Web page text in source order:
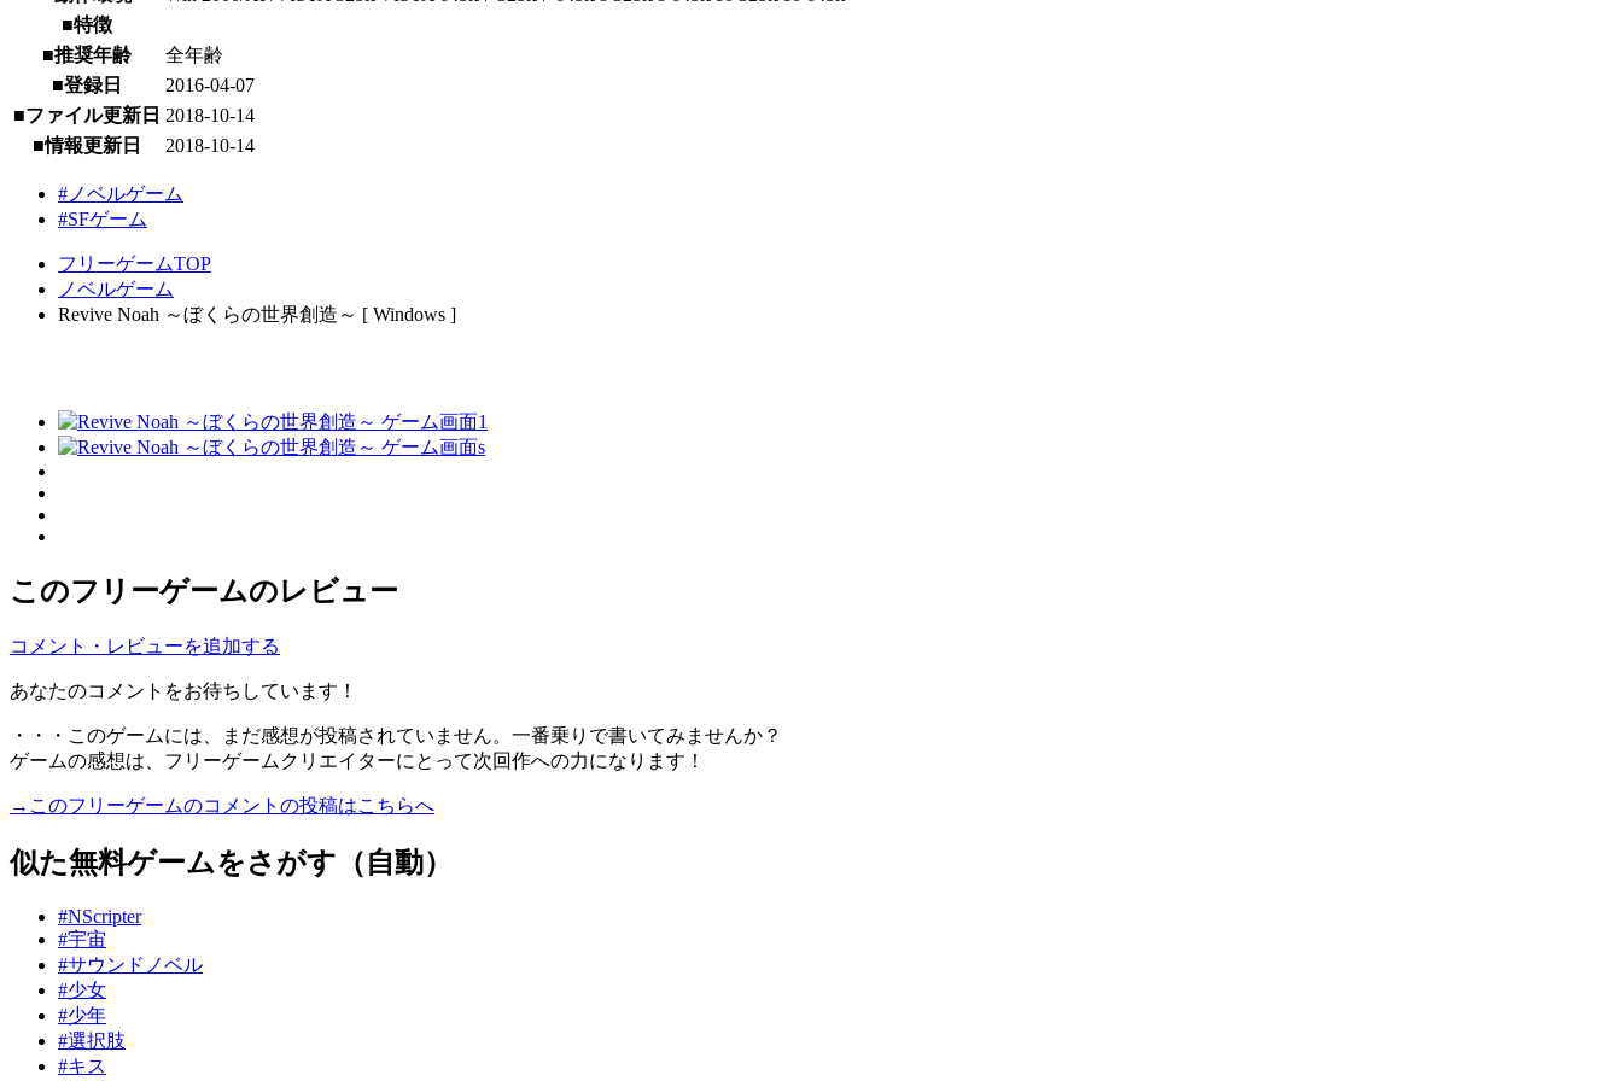
■特徴
■推奨年齢
全年齢
■登録日
2016-04-07
■ファイル更新日 2018-10-14
■情報更新日
2018-10-14
#ノベルゲーム
#SFゲーム
フリーゲームTOP
ノベルゲーム
Revive Noah ～ぼくらの世界創造～ [ Windows ]
このフリーゲームのレビュー
コメント・レビューを追加する
あなたのコメントをお待ちしています！
・・・このゲームには、まだ感想が投稿されていません。一番乗りで書いてみませんか？
ゲームの感想は、フリーゲームクリエイターにとって次回作への力になります！
→このフリーゲームのコメントの投稿はこちらへ
似た無料ゲームをさがす（自動）
#NScripter
#宇宙
#サウンドノベル
#少女
#少年
#選択肢
#キス